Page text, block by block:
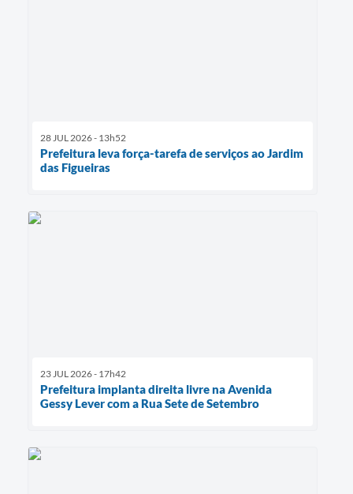
28 JUL 2026 - 13h52
Prefeitura leva força-tarefa de serviços ao Jardim
das Figueiras
23 JUL 2026 - 17h42
Prefeitura implanta direita livre na Avenida
Gessy Lever com a Rua Sete de Setembro